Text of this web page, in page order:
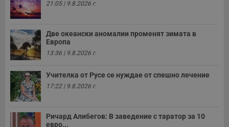
21:05 | 9.8.2026 г.
Две океански аномалии променят зимата в
Европа
13:36 | 9.8.2026 г.
Учителка от Русе се нуждае от спешно лечение
17:22 | 9.8.2026 г.
Ричард Алибегов: В заведение с таратор за 10
евро...